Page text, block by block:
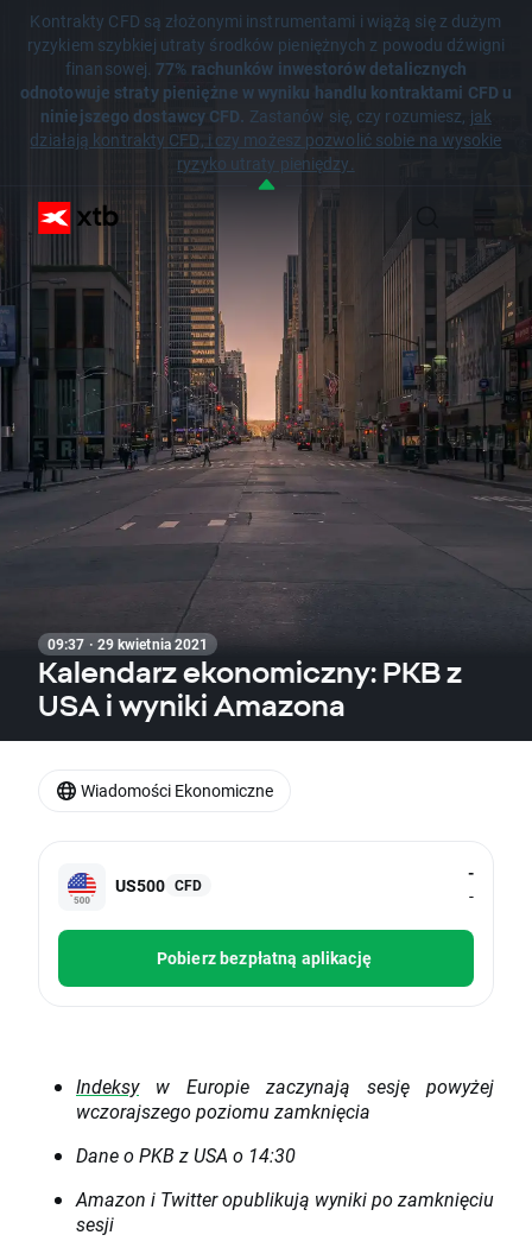
Kontrakty CFD są złożonymi instrumentami i wiążą się z dużym
ryzykiem szybkiej utraty środków pieniężnych z powodu dźwigni
finansowej.77% rachunków inwestorów detalicznych
odnotowuje straty pieniężne w wyniku handlu kontraktami CFD u
niniejszego dostawcy CFD. Zastanów się, czy rozumiesz, jak
działają kontrakty CFD, i czy możesz pozwolić sobie na wysokie
ryzyko utraty pieniędzy.
09:37 · 29 kwietnia 2021
Kalendarz ekonomiczny: PKB z
USA i wyniki Amazona
US500 CFD
-
-
Pobierz bezpłatną aplikację
Indeksyw Europie zaczynają sesję powyżej
wczorajszego poziomu zamknięcia
Dane o PKB z USA o 14:30
Amazon i Twitter opublikują wyniki po zamknięciu
sesji
Wiadomości Ekonomiczne